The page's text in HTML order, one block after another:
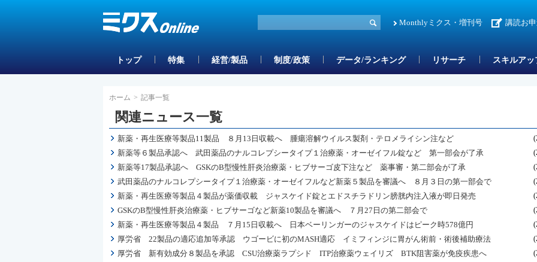
Monthlyミクス・増刊号 講読お
トップ 特集 経営/製品 制度/政策 データ/ランキング リサーチ スキルア
ホーム > 記事一覧
関連ニュース一覧
新薬・再生医療等製品11製品 ８月13日収載へ 腫瘍溶解ウイルス製剤・テロメライシン注など
新薬等６製品承認へ 武田薬品のナルコレプシータイプ１治療薬・オーゼイフル錠など 第一部会が了承
新薬等17製品承認へ GSKのB型慢性肝炎治療薬・ヒブサーゴ皮下注など 薬事審・第二部会が了承
武田薬品のナルコレプシータイプ１治療薬・オーゼイフルなど新薬５製品を審議へ ８月３日の第一部会で
新薬・再生医療等製品４製品が薬価収載 ジャスケイド錠とエドスチラドリン膀胱内注入液が即日発売
GSKのB型慢性肝炎治療薬・ヒブサーゴなど新薬10製品を審議へ ７月27日の第二部会で
新薬・再生医療等製品４製品 ７月15日収載へ 日本ベーリンガーのジャスケイドはピーク時578億円
厚労省 22製品の適応追加等承認 ウゴービに初のMASH適応 イミフィンジに胃がん術前・術後補助療法
厚労省 新有効成分８製品を承認 CSU治療薬ラプシド ITP治療薬ウェイリズ BTK阻害薬が免疫疾患へ